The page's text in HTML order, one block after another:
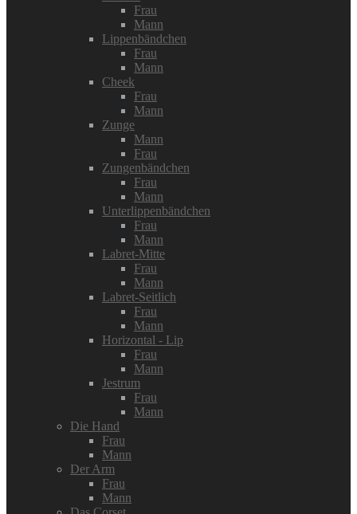
Frau
Mann
Lippenbändchen
Frau
Mann
Cheek
Frau
Mann
Zunge
Mann
Frau
Zungenbändchen
Frau
Mann
Unterlippenbändchen
Frau
Mann
Labret-Mitte
Frau
Mann
Labret-Seitlich
Frau
Mann
Horizontal - Lip
Frau
Mann
Jestrum
Frau
Mann
Die Hand
Frau
Mann
Der Arm
Frau
Mann